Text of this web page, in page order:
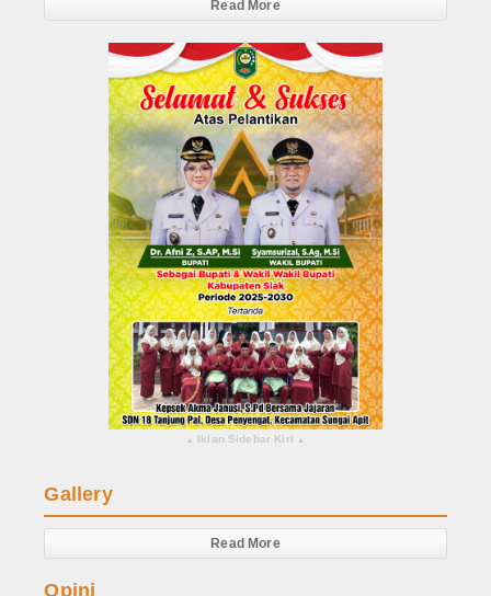
Read More
▴ Iklan Sidebar Kiri ▴
Gallery
Read More
Opini